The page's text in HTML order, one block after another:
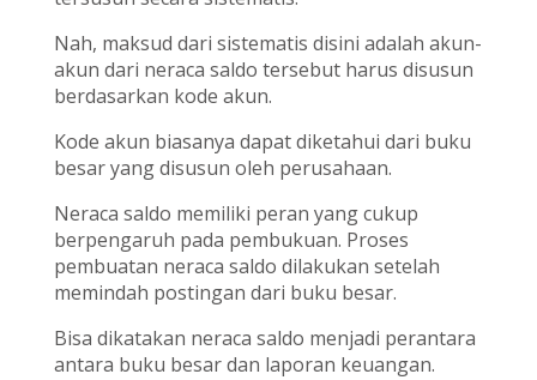
Nah, maksud dari sistematis disini adalah akun-
akun dari neraca saldo tersebut harus disusun
berdasarkan kode akun.
Kode akun biasanya dapat diketahui dari buku
besar yang disusun oleh perusahaan.
Neraca saldo memiliki peran yang cukup
berpengaruh pada pembukuan. Proses
pembuatan neraca saldo dilakukan setelah
memindah postingan dari buku besar.
Bisa dikatakan neraca saldo menjadi perantara
antara buku besar dan laporan keuangan.